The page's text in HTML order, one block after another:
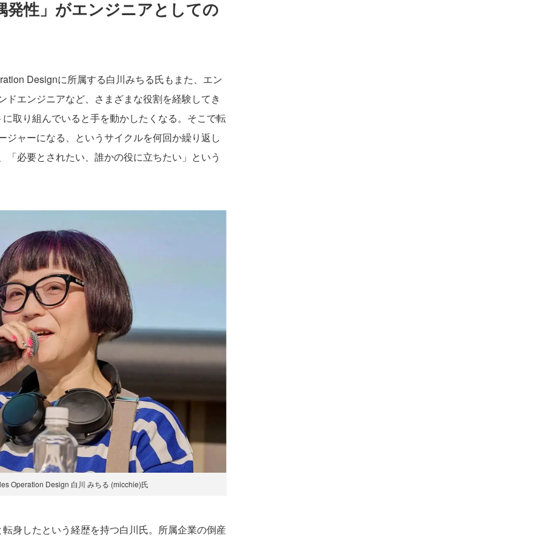
発性」がエンジニアとしての
Designに所属する白川みちる氏もまた、エン
エンジニアなど、さまざまな役割を経験してき
取り組んでいると手を動かしたくなる。そこで転
ジャーになる、というサイクルを何回か繰り返し
必要とされたい、誰かの役に立ちたい」という
Operation Design 白川 みちる (micchie)氏
身したという経歴を持つ白川氏。所属企業の倒産